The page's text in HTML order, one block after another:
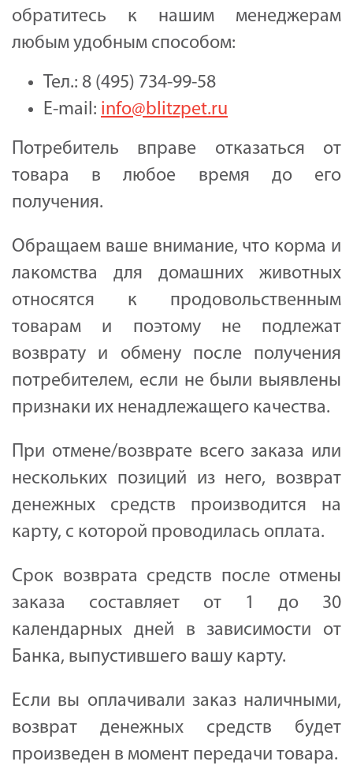
обратитесь к нашим менеджерам
любым удобным способом:
Тел.: 8 (495) 734-99-58
E-mail: info@blitzpet.ru
Потребитель вправе отказаться от
товара в любое время до его
получения.
Обращаем ваше внимание, что корма и
лакомства для домашних животных
относятся к продовольственным
товарам и поэтому не подлежат
возврату и обмену после получения
потребителем, если не были выявлены
признаки их ненадлежащего качества.
При отмене/возврате всего заказа или
нескольких позиций из него, возврат
денежных средств производится на
карту, с которой проводилась оплата.
Срок возврата средств после отмены
заказа составляет от 1 до 30
календарных дней в зависимости от
Банка, выпустившего вашу карту.
Если вы оплачивали заказ наличными,
возврат денежных средств будет
произведен в момент передачи товара.